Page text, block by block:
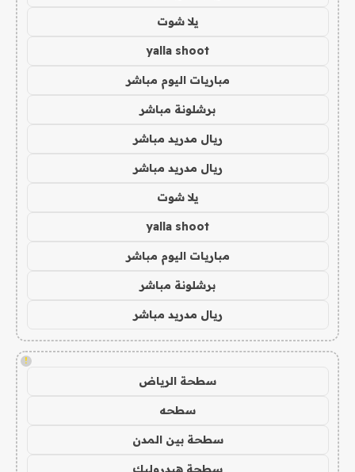
يلا شوت
yalla shoot
مباريات اليوم مباشر
برشلونة مباشر
ريال مدريد مباشر
ريال مدريد مباشر
يلا شوت
yalla shoot
مباريات اليوم مباشر
برشلونة مباشر
ريال مدريد مباشر
!
سطحة الرياض
سطحه
سطحة بين المدن
سطحة هيدروليك